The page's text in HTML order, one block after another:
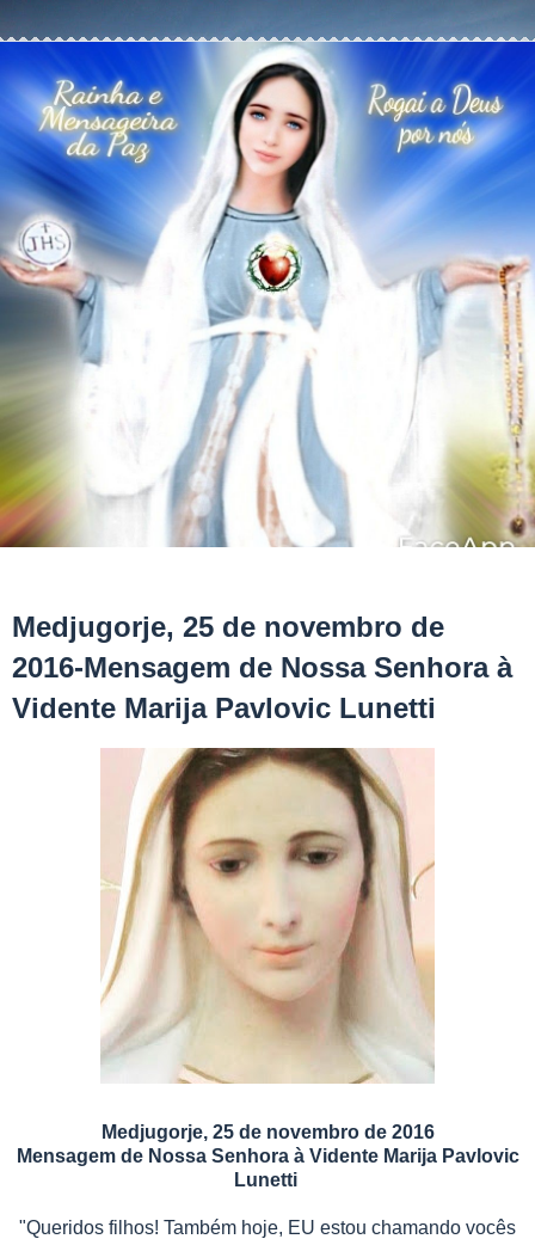
Medjugorje, 25 de novembro de
2016-Mensagem de Nossa Senhora à
Vidente Marija Pavlovic Lunetti
Medjugorje, 25 de novembro de 2016
Mensagem de Nossa Senhora à Vidente Marija Pavlovic
Lunetti
"Queridos filhos! Também hoje, EU estou chamando vocês